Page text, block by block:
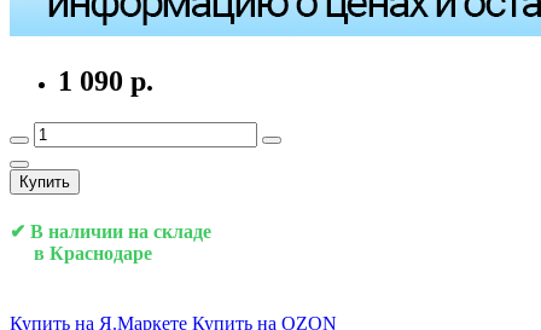
1 090 р.
Купить
✔ В наличии на складе
в Краснодаре
Купить на Я.Маркете Купить на OZON